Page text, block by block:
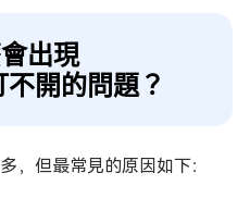
出現
開的問題？
，但最常見的原因如下：